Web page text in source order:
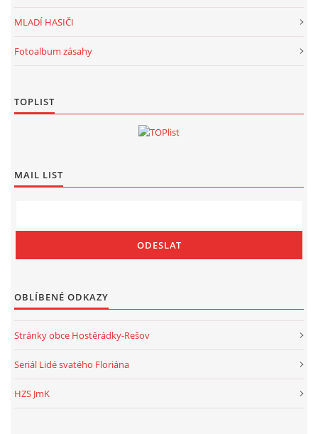
MLADÍ HASIČI
Fotoalbum zásahy
TOPLIST
MAIL LIST
OBLÍBENÉ ODKAZY
Stránky obce Hostěrádky-Rešov
Seriál Lidé svatého Floriána
HZS JmK